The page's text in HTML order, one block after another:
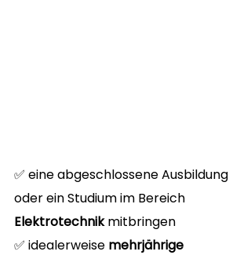
✅ eine abgeschlossene Ausbildung
oder ein Studium im Bereich
Elektrotechnik mitbringen
✅ idealerweise mehrjährige